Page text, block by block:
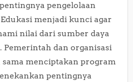
pengelolaan
menjadi kunci agar
nilai dari sumber daya
Pemerintah dan organisasi
menciptakan program
pentingnya